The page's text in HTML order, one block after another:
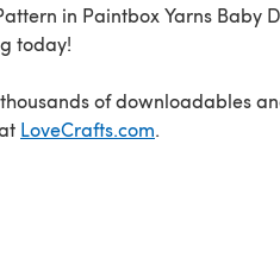
in Paintbox Yarns Baby
today!
of downloadables
LoveCrafts.com.